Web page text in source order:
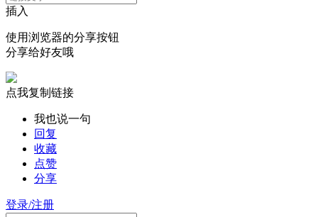
插入
使用浏览器的分享按钮
分享给好友哦
点我复制链接
我也说一句
回复
收藏
点赞
分享
登录/注册